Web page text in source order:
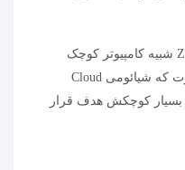
ZTE Taichi Cloud Computer W100D شبیه کامپیوتر کوچک
Ningmei شیائومی است، با این تفاوت که شیائومی Cloud
بسیار کوچکش هدف قرار